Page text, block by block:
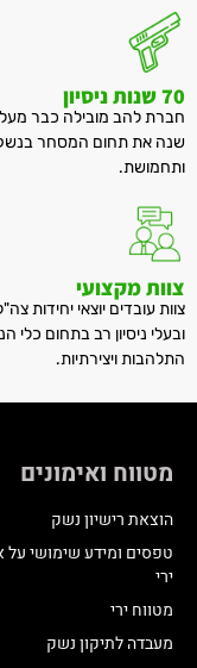
70 שנות ניסיון
שנה את תחום המסחר
ותחמושת.
צוות מקצועי
צוות עובדים יוצאי יחידות
ובעלי ניסיון רב בתחום כלי
התלהבות ויצירתיות.
מטווח ואימונים
הוצאת רישיון נשק
טפסים ומידע שימושי על
ירי
מטווח ירי
מעבדה לתיקון נשק